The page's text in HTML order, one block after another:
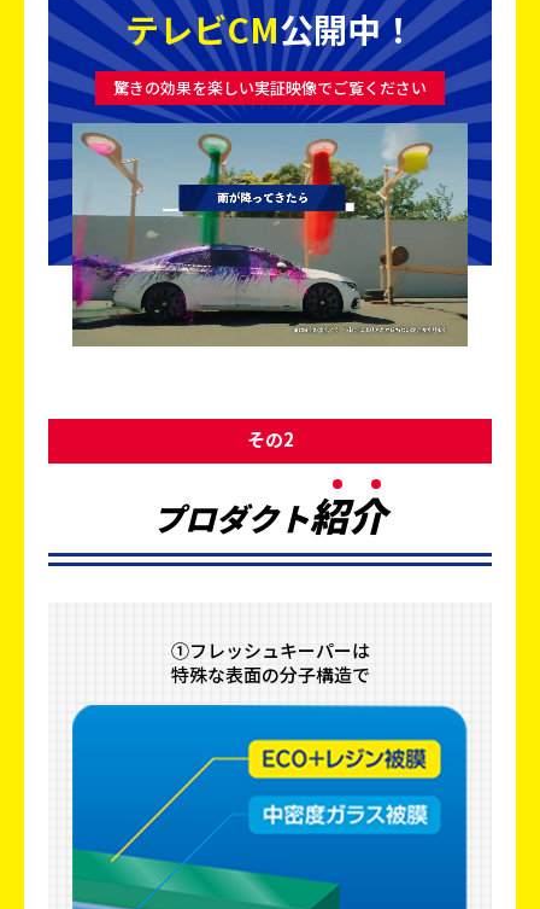
テレビCM公開中！
驚きの効果を楽しい実証映像でご覧ください
その2
プロダクト紹介
①フレッシュキーパーは
特殊な表面の分子構造で